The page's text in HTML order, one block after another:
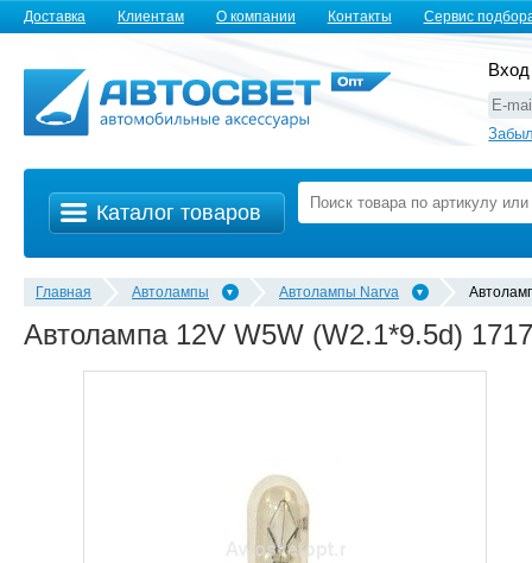
Доставка Клиентам О компании Контакты Сервис
Каталог товаров
Главная Автолампы Автолампы Narva
Автолампа 12V W5W (W2.1*9.5d)